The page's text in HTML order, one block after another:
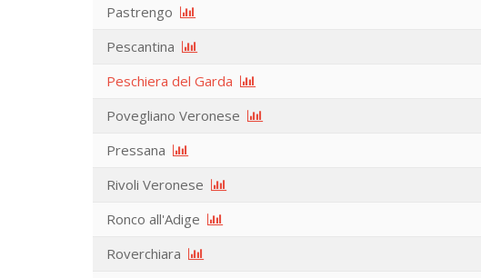
Pastrengo
Pescantina
Peschiera del Garda
Povegliano Veronese
Pressana
Rivoli Veronese
Ronco all'Adige
Roverchiara